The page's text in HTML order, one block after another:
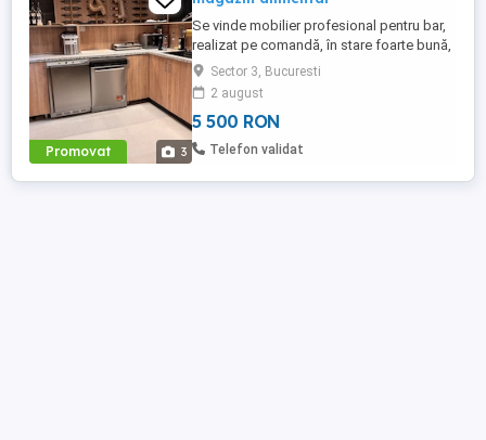
Promovat 3
Se vinde mobilier profesional pentru bar,
realizat pe comandă, în stare foarte bună,
ideal pentru cafenea, restaurant, bistro
sau spațiu comercial. Poate fi folosit si ca
o bucatarie exterioara, tip foisor
Ansamblul este format din corpuri
modulare cu multiple spații de depozitare,
Sector 3, Bucuresti
2 august
5 500 RON
Telefon validat